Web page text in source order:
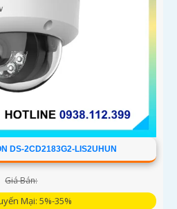
DS-2CD2183G2-LIS2UHUN
Giá Bán:
Mại: 5%-35%